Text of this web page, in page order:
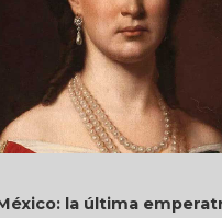
emperatriz del país